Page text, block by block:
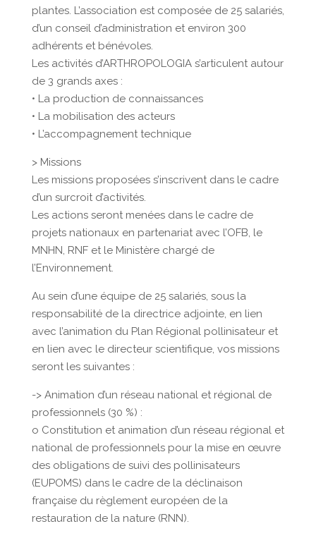
plantes. L’association est composée de 25 salariés,
d’un conseil d’administration et environ 300
adhérents et bénévoles.
Les activités d’ARTHROPOLOGIA s’articulent autour
de 3 grands axes :
• La production de connaissances
• La mobilisation des acteurs
• L’accompagnement technique
> Missions
Les missions proposées s’inscrivent dans le cadre
d’un surcroit d’activités.
Les actions seront menées dans le cadre de
projets nationaux en partenariat avec l’OFB, le
MNHN, RNF et le Ministère chargé de
l’Environnement.
Au sein d’une équipe de 25 salariés, sous la
responsabilité de la directrice adjointe, en lien
avec l’animation du Plan Régional pollinisateur et
en lien avec le directeur scientifique, vos missions
seront les suivantes :
-> Animation d’un réseau national et régional de
professionnels (30 %) :
o Constitution et animation d’un réseau régional et
national de professionnels pour la mise en œuvre
des obligations de suivi des pollinisateurs
(EUPOMS) dans le cadre de la déclinaison
française du règlement européen de la
restauration de la nature (RNN).